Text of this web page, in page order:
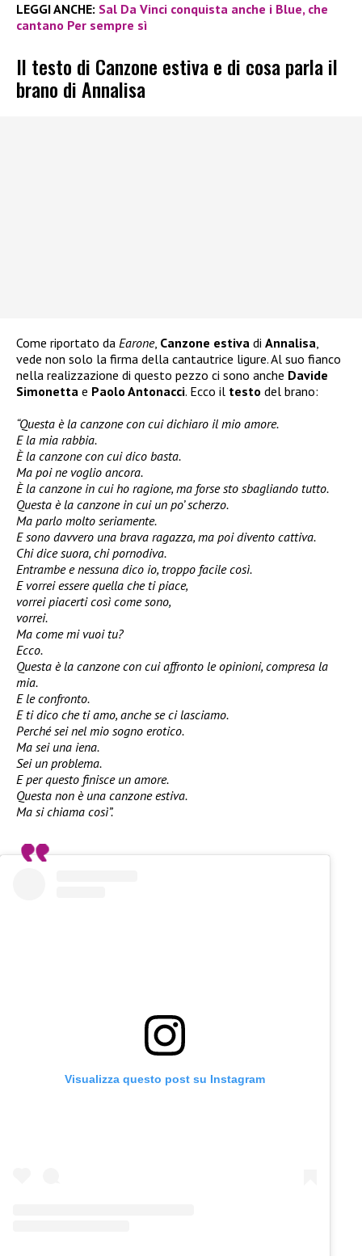
LEGGI ANCHE: Sal Da Vinci conquista anche i Blue, che
cantano Per sempre sì
Il testo di Canzone estiva e di cosa parla il
brano di Annalisa
Come riportato da Earone, Canzone estiva di Annalisa
vede non solo la firma della cantautrice ligure. Al suo fianco
nella realizzazione di questo pezzo ci sono anche Davide
Simonetta e Paolo Antonacci. Ecco il testo del brano:
“Questa è la canzone con cui dichiaro il mio amore.
E la mia rabbia.
È la canzone con cui dico basta.
Ma poi ne voglio ancora.
È la canzone in cui ho ragione, ma forse sto sbagliando tutto.
Questa è la canzone in cui un po’ scherzo.
Ma parlo molto seriamente.
E sono davvero una brava ragazza, ma poi divento cattiva.
Chi dice suora, chi pornodiva.
Entrambe e nessuna dico io, troppo facile così.
E vorrei essere quella che ti piace,
vorrei piacerti così come sono,
vorrei.
Ma come mi vuoi tu?
Ecco.
Questa è la canzone con cui affronto le opinioni, compresa la
mia.
E le confronto.
E ti dico che ti amo, anche se ci lasciamo.
Perché sei nel mio sogno erotico.
Ma sei una iena.
Sei un problema.
E per questo finisce un amore.
Questa non è una canzone estiva.
Ma si chiama così”.
Visualizza questo post su Instagram